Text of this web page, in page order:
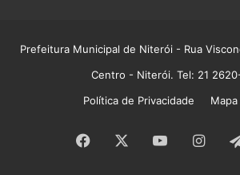
Prefeitura Municipal de Niterói - Rua
Centro - Niterói. Tel: 21
Política de Privacidade
Facebook YouTube